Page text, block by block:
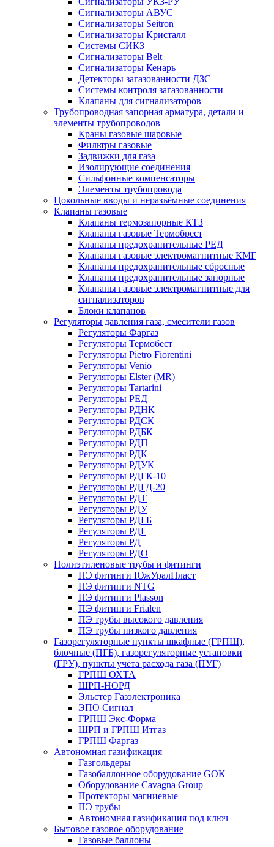
Сигнализаторы АВУС
Сигнализаторы Seitron
Сигнализаторы Кристалл
Системы СИКЗ
Сигнализаторы Belt
Сигнализаторы Кенарь
Детекторы загазованности ДЗС
Системы контроля загазованности
Клапаны для сигнализаторов
Трубопроводная запорная арматура, детали и
элементы трубопроводов
Краны газовые шаровые
Фильтры газовые
Задвижки для газа
Изолирующие соединения
Сильфонные компенсаторы
Элементы трубопровода
Цокольные вводы и неразъёмные соединения
Клапаны газовые
Клапаны термозапорные КТЗ
Клапаны газовые Термобрест
Клапаны предохранительные РЕД
Клапаны газовые электромагнитные КМГ
Клапаны предохранительные сбросные
Клапаны предохранительные запорные
Клапаны газовые электромагнитные для
сигнализаторов
Блоки клапанов
Регуляторы давления газа, смесители газов
Регуляторы Фаргаз
Регуляторы Термобест
Регуляторы Pietro Fiorentini
Регуляторы Venio
Регуляторы Elster (MR)
Регуляторы Tartarini
Регуляторы РЕД
Регуляторы РДНК
Регуляторы РДСК
Регуляторы РДБК
Регуляторы РДП
Регуляторы РДК
Регуляторы РДУК
Регуляторы РДГК-10
Регуляторы РДГД-20
Регуляторы РДТ
Регуляторы РДУ
Регуляторы РДГБ
Регуляторы РДГ
Регуляторы РД
Регуляторы РДО
Полиэтиленовые трубы и фитинги
ПЭ фитинги ЮжУралПласт
ПЭ фитинги NTG
ПЭ фитинги Plasson
ПЭ фитинги Frialen
ПЭ трубы высокого давления
ПЭ трубы низкого давления
Газорегуляторные пункты шкафные (ГРПШ),
блочные (ПГБ), газорегуляторные установки
(ГРУ), пункты учёта расхода газа (ПУГ)
ГРПШ ОХТА
ШРП-НОРД
Эльстер Газэлектроника
ЭПО Сигнал
ГРПШ Экс-Форма
ШРП и ГРПШ Итгаз
ГРПШ Фаргаз
Автономная газификация
Газгольдеры
Газобаллонное оборудование GOK
Оборудование Cavagna Group
Протекторы магниевые
ПЭ трубы
Автономная газификация под ключ
Бытовое газовое оборудование
Газовые баллоны